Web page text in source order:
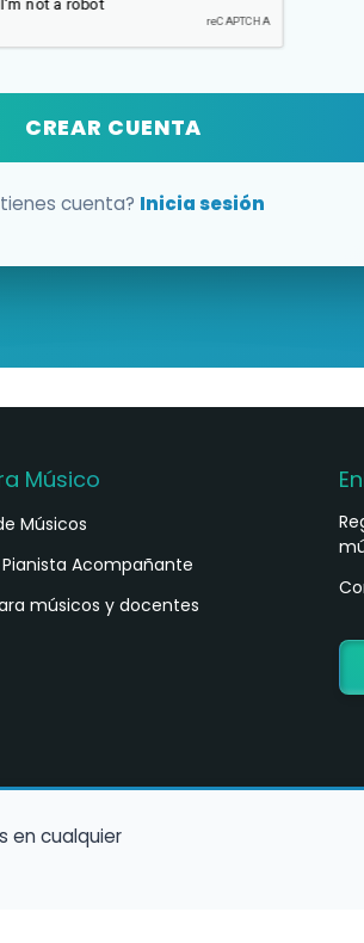
CREAR CUENTA
cuenta? Inicia sesión
Músico
Músicos
Acompañante
músicos y docentes
en cualquier